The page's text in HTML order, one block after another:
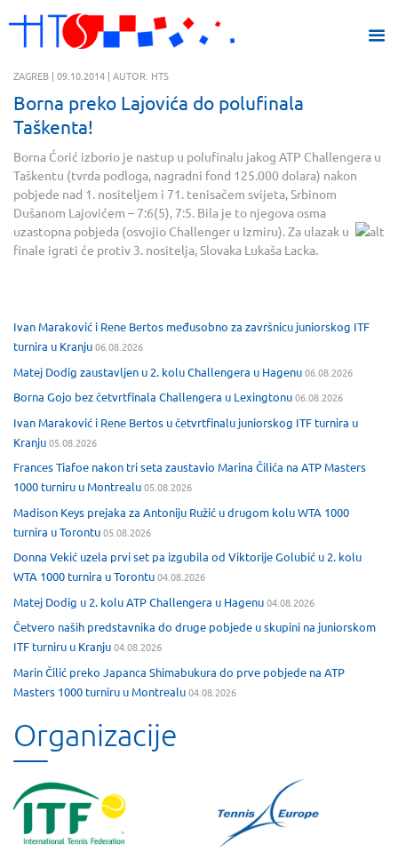
ZAGREB | 09.10.2014 | AUTOR: HTS
Borna preko Lajovića do polufinala
Taškenta!
Borna Ćorić izborio je nastup u polufinalu jakog ATP Challengera u
Taškentu (tvrda podloga, nagradni fond 125.000 dolara) nakon
pobjede nad 1. nositeljem i 71. tenisačem svijeta, Srbinom
Dušanom Lajovićem – 7:6(5), 7:5. Bila je to njegova osma
uzastopna pobjeda (osvojio Challenger u Izmiru).Za ulazak u
finale igrati će protiv 3. nositelja, Slovaka Lukaša Lacka.
Ivan Maraković i Rene Bertos međusobno za završnicu juniorskog ITF
turnira u Kranju06.08.2026
Matej Dodig zaustavljen u 2. kolu Challengera u Hagenu06.08.2026
Borna Gojo bez četvrtfinala Challengera u Lexingtonu06.08.2026
Ivan Maraković i Rene Bertos u četvrtfinalu juniorskog ITF turnira u
Kranju05.08.2026
Frances Tiafoe nakon tri seta zaustavio Marina Čilića na ATP Masters
1000 turniru u Montrealu05.08.2026
Madison Keys prejaka za Antoniju Ružić u drugom kolu WTA 1000
turnira u Torontu05.08.2026
Donna Vekić uzela prvi set pa izgubila od Viktorije Golubić u 2. kolu
WTA 1000 turnira u Torontu04.08.2026
Matej Dodig u 2. kolu ATP Challengera u Hagenu04.08.2026
Četvero naših predstavnika do druge pobjede u skupini na juniorskom
ITF turniru u Kranju04.08.2026
Marin Čilić preko Japanca Shimabukura do prve pobjede na ATP
Masters 1000 turniru u Montrealu04.08.2026
Organizacije